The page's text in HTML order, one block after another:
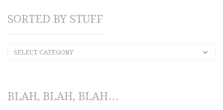
SORTED BY STUFF
SELECT CATEGORY
BLAH, BLAH, BLAH…